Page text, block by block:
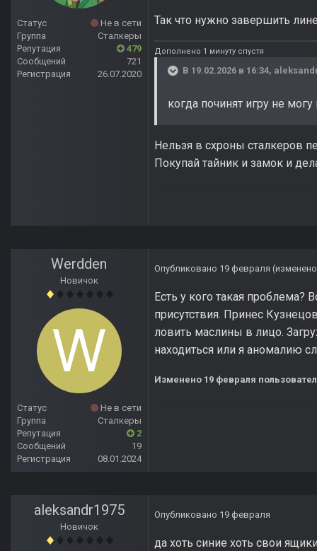
Статус
Не в сети
Группа
Сталкеры
Репутация
479
Сообщений
721
Регистрация
26.07.2020
Так что нужно завершить
Дополнено 1 минуту спустя
В 19.02.2026 в 16:34,
когда починят игру не
Нельзя в схроны сталкеров
Покупай тайник и замок и
Werdden
Новичок
Статус
Не в сети
Группа
Сталкеры
Репутация
2
Сообщений
19
Регистрация
08.01.2024
Опубликовано 19 февраля
Есть у кого такая
присутствия. Принес
ловить маслины в лицо.
находиться или я аномалию
Изменено 19 февраля
aleksandr1975
Новичок
Опубликовано 19 февраля
да хоть синие хоть свои